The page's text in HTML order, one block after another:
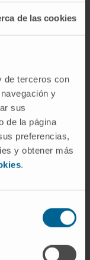
de las cookies
de terceros con
y
sus
de la página
preferencias,
y obtener más
.
scaffold
for
for
2022